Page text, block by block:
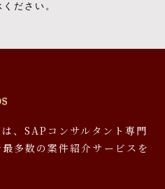
ださい。
、SAPコンサルタント専門
多数の案件紹介サービスを